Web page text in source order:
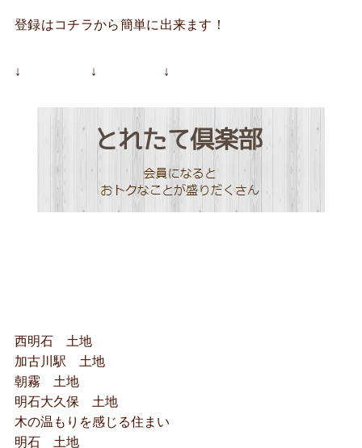
登録はコチラから簡単に出来ます！
↓ ↓ ↓
西明石 土地
加古川駅 土地
朝霧 土地
明石大久保 土地
木の温もりを感じる住まい
明石 土地